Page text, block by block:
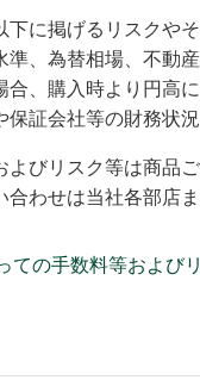
下に掲げるリスクや
準、為替相場、不動
合、購入時より円高
保証会社等の財務状
よびリスク等は商品
合わせは当社各部店
ての手数料等および